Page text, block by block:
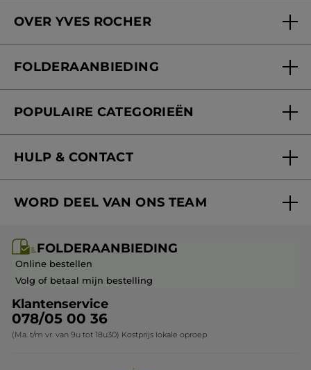
Verzorging in onze Schoonheidsinstituten
OVER YVES ROCHER
Onze beloften
Blog Act Beautiful
FOLDERAANBIEDING
POPULAIRE CATEGORIEËN
Aanbiedingen
Cadeau-ideeën
Kerstcollectie
HULP & CONTACT
Mijn geschenken
Veelgestelde vragen
Contact opnemen
WORD DEEL VAN ONS TEAM
Franchisenemer of bedrijfsleider worden
FOLDERAANBIEDING
Online bestellen
Volg of betaal mijn bestelling
Klantenservice
078/05 00 36
(Ma. t/m vr. van 9u tot 18u30) Kostprijs lokale oproep